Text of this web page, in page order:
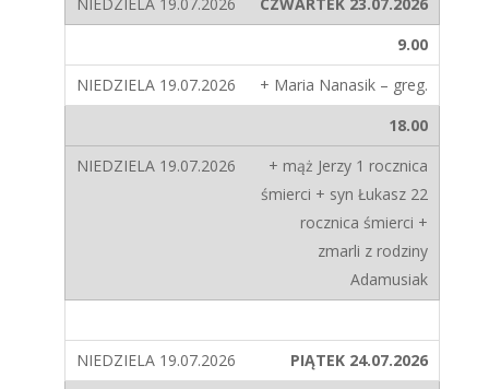
9.00
+ Maria Nanasik – greg.
18.00
+ mąż Jerzy 1 rocznica
śmierci + syn Łukasz 22
rocznica śmierci +
zmarli z rodziny
Adamusiak
PIĄTEK 24.07.2026